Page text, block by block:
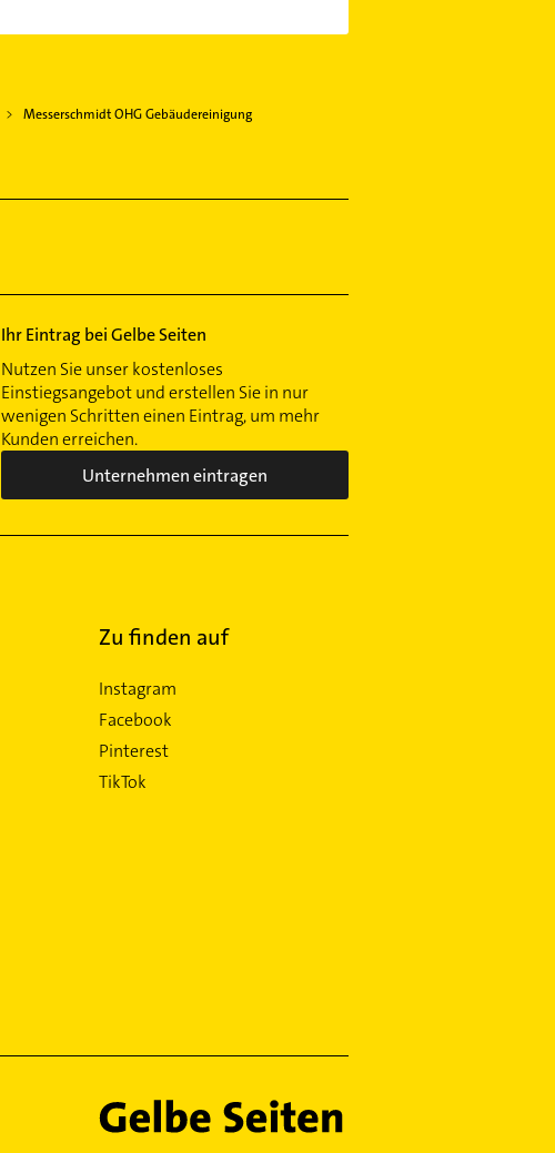
Messerschmidt OHG Gebäudereinigung
Ihr Eintrag bei Gelbe Seiten
Nutzen Sie unser kostenloses
Einstiegsangebot und erstellen Sie in nur
wenigen Schritten einen Eintrag, um mehr
Kunden erreichen.
Unternehmen eintragen
Zu finden auf
Instagram
Facebook
Pinterest
TikTok